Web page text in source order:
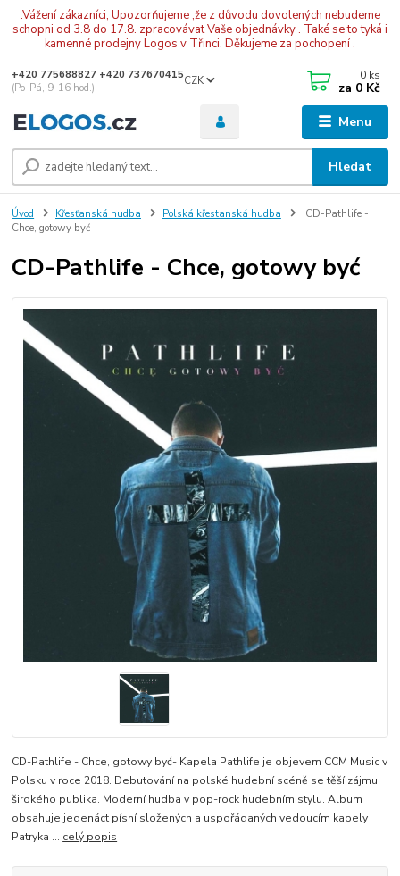
.Vážení zákazníci, Upozorňujeme ,že z důvodu dovolených nebudeme
schopni od 3.8 do 17.8. zpracovávat Vaše objednávky . Také se to tyká i
kamenné prodejny Logos v Třinci. Děkujeme za pochopení .
Menu
CZK
Hledat
+420 775688827 +420 737670415
(Po-Pá, 9-16 hod.)
0 ks
za 0 Kč
Úvod Křesťanská hudba Polská křestanská hudba
CD-Pathlife -
Chce, gotowy być
CD-Pathlife - Chce, gotowy być
CD-Pathlife - Chce, gotowy być- Kapela Pathlife je objevem CCM Music v
Polsku v roce 2018. Debutování na polské hudební scéně se těší zájmu
širokého publika. Moderní hudba v pop-rock hudebním stylu. Album
obsahuje jedenáct písní složených a uspořádaných vedoucím kapely
Patryka ... celý popis